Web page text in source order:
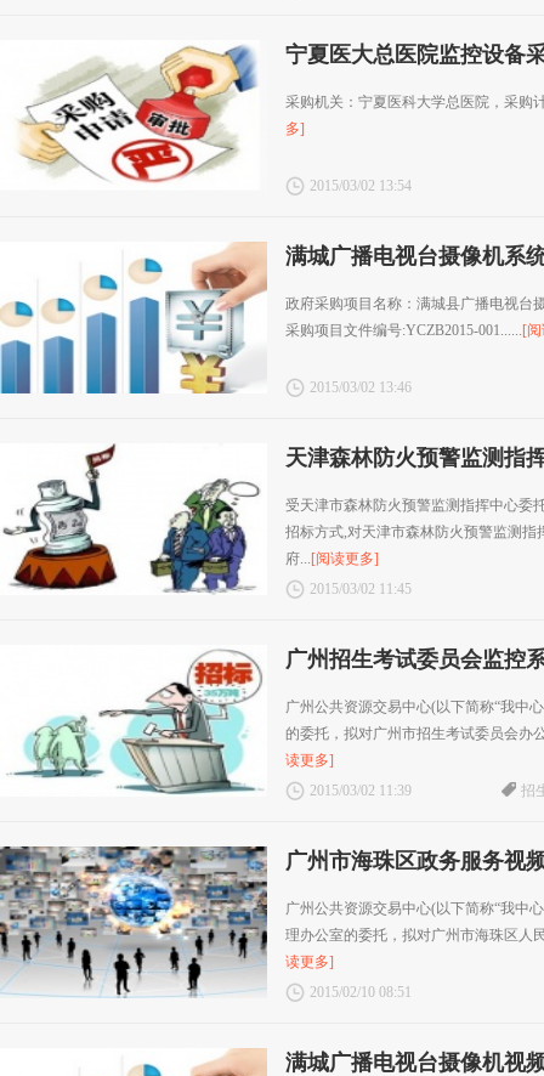
宁夏医大总医院监控设备
采购机关：宁夏医科大学总医院，采购
多]
2015/03/02 13:54
满城广播电视台摄像机系
政府采购项目名称：满城县广播电视台
采购项目文件编号:YCZB2015-001......[
2015/03/02 13:46
天津森林防火预警监测指
受天津市森林防火预警监测指挥中心委
招标方式,对天津市森林防火预警监测
府...[阅读更多]
2015/03/02 11:45
广州招生考试委员会监控
广州公共资源交易中心(以下简称“我中
的委托，拟对广州市招生考试委员会办
读更多]
2015/03/02 11:39
招
广州市海珠区政务服务视
广州公共资源交易中心(以下简称“我中
理办公室的委托，拟对广州市海珠区人
读更多]
2015/02/10 08:51
满城广播电视台摄像机视